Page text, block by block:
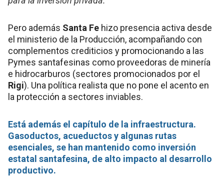
Pero además Santa Fe hizo presencia activa desde
el ministerio de la Producción, acompañando con
complementos crediticios y promocionando a las
Pymes santafesinas como proveedoras de minería
e hidrocarburos (sectores promocionados por el
Rigi). Una política realista que no pone el acento en
la protección a sectores inviables.
Está además el capítulo de la infraestructura.
Gasoductos, acueductos y algunas rutas
esenciales, se han mantenido como inversión
estatal santafesina, de alto impacto al desarrollo
productivo.